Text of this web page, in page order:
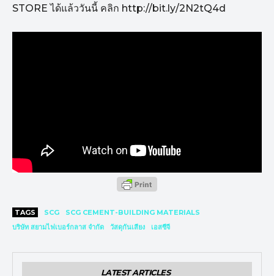
STORE ได้แล้ววันนี้ คลิก http://bit.ly/2N2tQ4d
TAGS SCG
SCG CEMENT-BUILDING MATERIALS
บริษัท สยามไฟเบอร์กลาส จำกัด
วัสดุกันเสียง เอสซีจี
LATEST ARTICLES